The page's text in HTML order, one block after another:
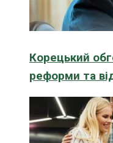
Корецький
реформи та